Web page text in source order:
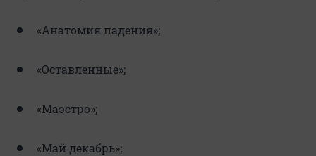
«Анатомия падения»;
«Оставленные»;
«Маэстро»;
«Май декабрь»;